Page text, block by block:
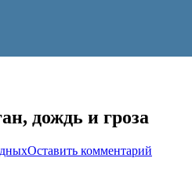
дождь и гроза
Оставить комментарий